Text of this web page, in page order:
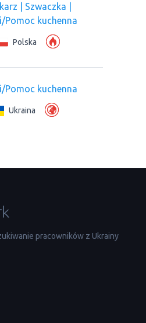
| Szwaczka |
Pomoc kuchenna
Polska
Pomoc kuchenna
Ukraina
pracowników z Ukrainy